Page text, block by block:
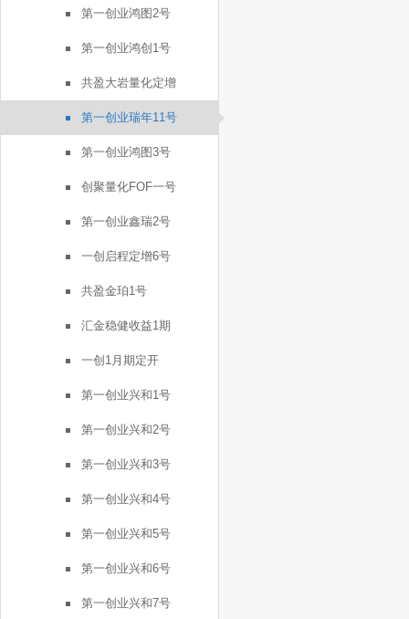
第一创业鸿图2号
第一创业鸿创1号
共盈大岩量化定增
第一创业瑞年11号
第一创业鸿图3号
创聚量化FOF一号
第一创业鑫瑞2号
一创启程定增6号
共盈金珀1号
汇金稳健收益1期
一创1月期定开
第一创业兴和1号
第一创业兴和2号
第一创业兴和3号
第一创业兴和4号
第一创业兴和5号
第一创业兴和6号
第一创业兴和7号